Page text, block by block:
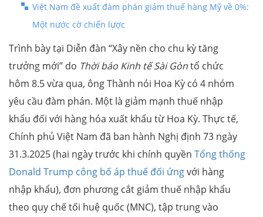
Việt Nam đề xuất đàm phán giảm thuế hàng Mỹ về 0%:
Một nước cờ chiến lược
Trình bày tại Diễn đàn “Xây nền cho chu kỳ tăng
trưởng mới” do Thời báo Kinh tế Sài Gòntổ chức
hôm 8.5 vừa qua, ông Thành nói Hoa Kỳ có 4 nhóm
yêu cầu đàm phán. Một là giảm mạnh thuế nhập
khẩu đối với hàng hóa xuất khẩu từ Hoa Kỳ. Thực tế,
Chính phủ Việt Nam đã ban hành Nghị định 73 ngày
31.3.2025 (hai ngày trước khi chính quyền Tổng thống
Donald Trump công bố áp thuế đối ứngvới hàng
nhập khẩu), đơn phương cắt giảm thuế nhập khẩu
theo quy chế tối huệ quốc (MNC), tập trung vào